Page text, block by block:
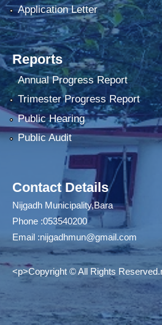
Application Letter
Reports
Annual Progress Report
Trimester Progress Report
Public Hearing
Public Audit
Contact Details
Nijgadh Municipality,Bara
Phone :053540200
Email :nijgadhmun@gmail.com
<p>Copyright © All Rights